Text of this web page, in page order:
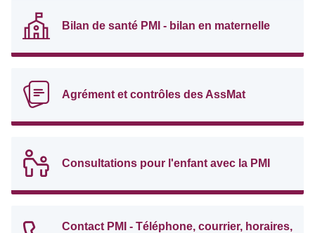
Bilan de santé PMI - bilan en maternelle
Agrément et contrôles des AssMat
Consultations pour l'enfant avec la PMI
Contact PMI - Téléphone, courrier, horaires,